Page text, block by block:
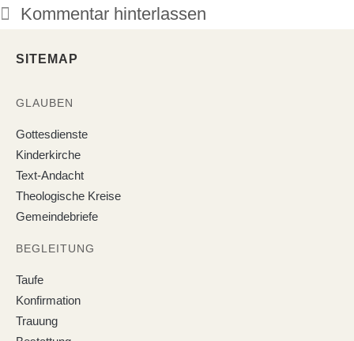
Kommentar hinterlassen
SITEMAP
GLAUBEN
Gottesdienste
Kinderkirche
Text-Andacht
Theologische Kreise
Gemeindebriefe
BEGLEITUNG
Taufe
Konfirmation
Trauung